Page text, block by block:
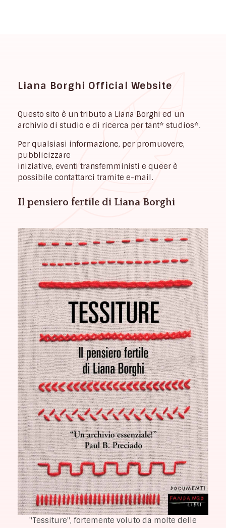
Liana Borghi Official Website
Questo sito è un tributo a Liana Borghi ed un
archivio di studio e di ricerca per tant* studios*.
Per qualsiasi informazione, per promuovere,
pubblicizzare
iniziative, eventi transfemministi e queer è
possibile contattarci tramite e-mail.
Il pensiero fertile di Liana Borghi
"Tessiture", fortemente voluto da molte delle